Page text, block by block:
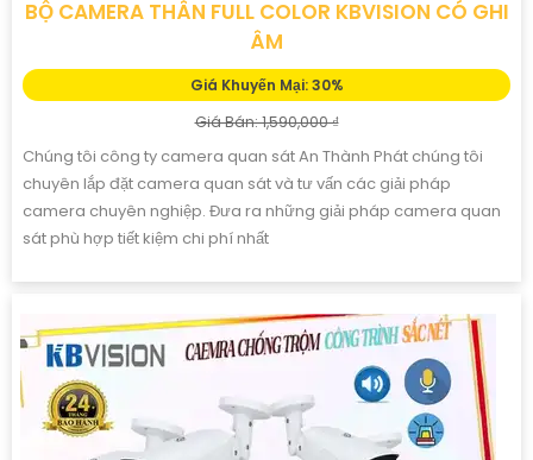
BỘ CAMERA THÂN FULL COLOR KBVISION CÓ GHI
ÂM
Giá Khuyến Mại: 30%
Giá Bán: 1,590,000 ₫
Chúng tôi công ty camera quan sát An Thành Phát chúng tôi
chuyên lắp đặt camera quan sát và tư vấn các giải pháp
camera chuyên nghiệp. Đưa ra những giải pháp camera quan
sát phù hợp tiết kiệm chi phí nhất